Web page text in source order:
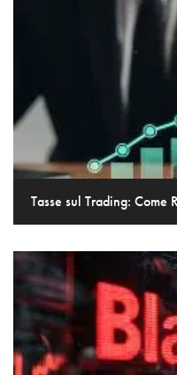
Tasse sul Trading: Come